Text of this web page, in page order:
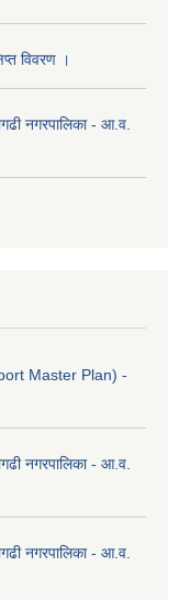
विवरण ।
नगरपालिका - आ.व.
Master Plan) -
नगरपालिका - आ.व.
नगरपालिका - आ.व.